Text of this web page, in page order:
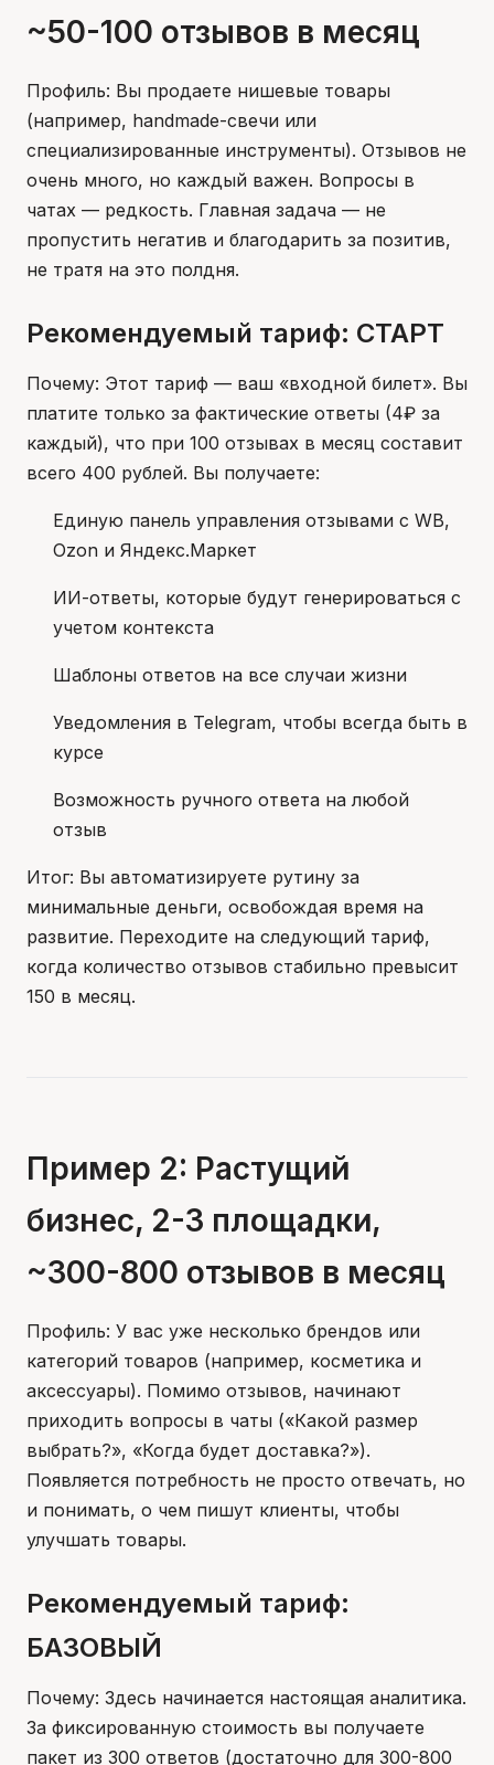
~50-100 отзывов в месяц
Профиль: Вы продаете нишевые товары
(например, handmade-свечи или
специализированные инструменты). Отзывов не
очень много, но каждый важен. Вопросы в
чатах — редкость. Главная задача — не
пропустить негатив и благодарить за позитив,
не тратя на это полдня.
Рекомендуемый тариф: СТАРТ
Почему: Этот тариф — ваш «входной билет». Вы
платите только за фактические ответы (4₽ за
каждый), что при 100 отзывах в месяц составит
всего 400 рублей. Вы получаете:
Единую панель управления отзывами с WB,
Ozon и Яндекс.Маркет
ИИ-ответы, которые будут генерироваться с
учетом контекста
Шаблоны ответов на все случаи жизни
Уведомления в Telegram, чтобы всегда быть в
курсе
Возможность ручного ответа на любой
отзыв
Итог: Вы автоматизируете рутину за
минимальные деньги, освобождая время на
развитие. Переходите на следующий тариф,
когда количество отзывов стабильно превысит
150 в месяц.
Пример 2: Растущий
бизнес, 2-3 площадки,
~300-800 отзывов в месяц
Профиль: У вас уже несколько брендов или
категорий товаров (например, косметика и
аксессуары). Помимо отзывов, начинают
приходить вопросы в чаты («Какой размер
выбрать?», «Когда будет доставка?»).
Появляется потребность не просто отвечать, но
и понимать, о чем пишут клиенты, чтобы
улучшать товары.
Рекомендуемый тариф:
БАЗОВЫЙ
Почему: Здесь начинается настоящая аналитика.
За фиксированную стоимость вы получаете
пакет из 300 ответов (достаточно для 300-800